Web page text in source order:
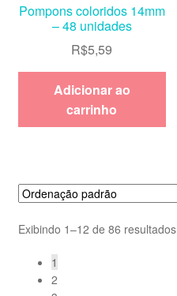
Pompons coloridos 14mm
– 48 unidades
R$5,59
Adicionar ao
carrinho
Exibindo 1–12 de 86 resultados
1
2